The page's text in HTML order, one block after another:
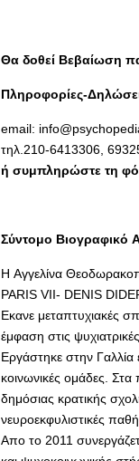
Θα δοθεί Βεβαίωση
Πληροφορίες-
email:
τηλ.210-6413306,
ή συμπληρώστε τη
Σύντομο Βιογραφικό
H Αγγελίνα
PARIS VII- DENIS
Eκανε μεταπτυχιακές
έμφαση στις
Εργάστηκε στην Γαλλία
κοινωνικές ομάδες. Στα
δημόσιας κρατικής
νευροεκφυλιστικές
Απο το 2011